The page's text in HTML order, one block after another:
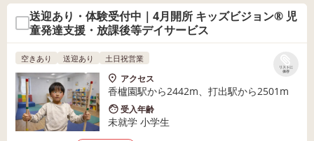
送迎あり・体験受付中｜4月開所 キッズビジョン® 児
童発達支援・放課後等デイサービス
リストに
保存
空きあり 送迎あり 土日祝営業
アクセス
香櫨園駅から2442m、打出駅から2501m
受入年齢
未就学 小学生